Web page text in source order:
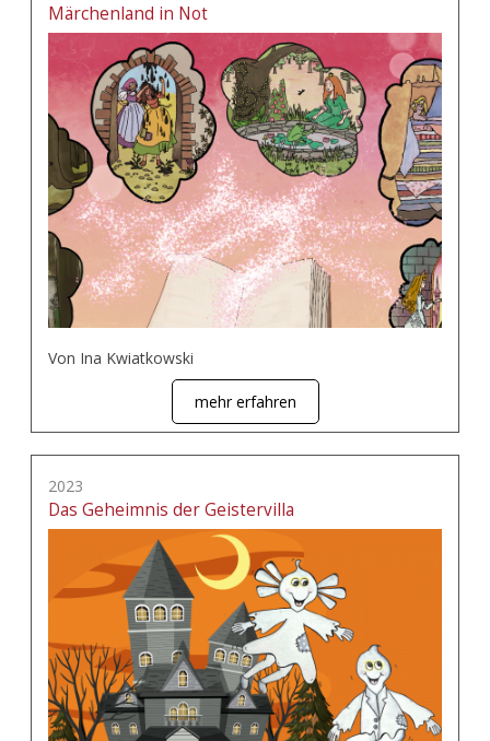
Märchenland in Not
Von Ina Kwiatkowski
mehr erfahren
2023
Das Geheimnis der Geistervilla